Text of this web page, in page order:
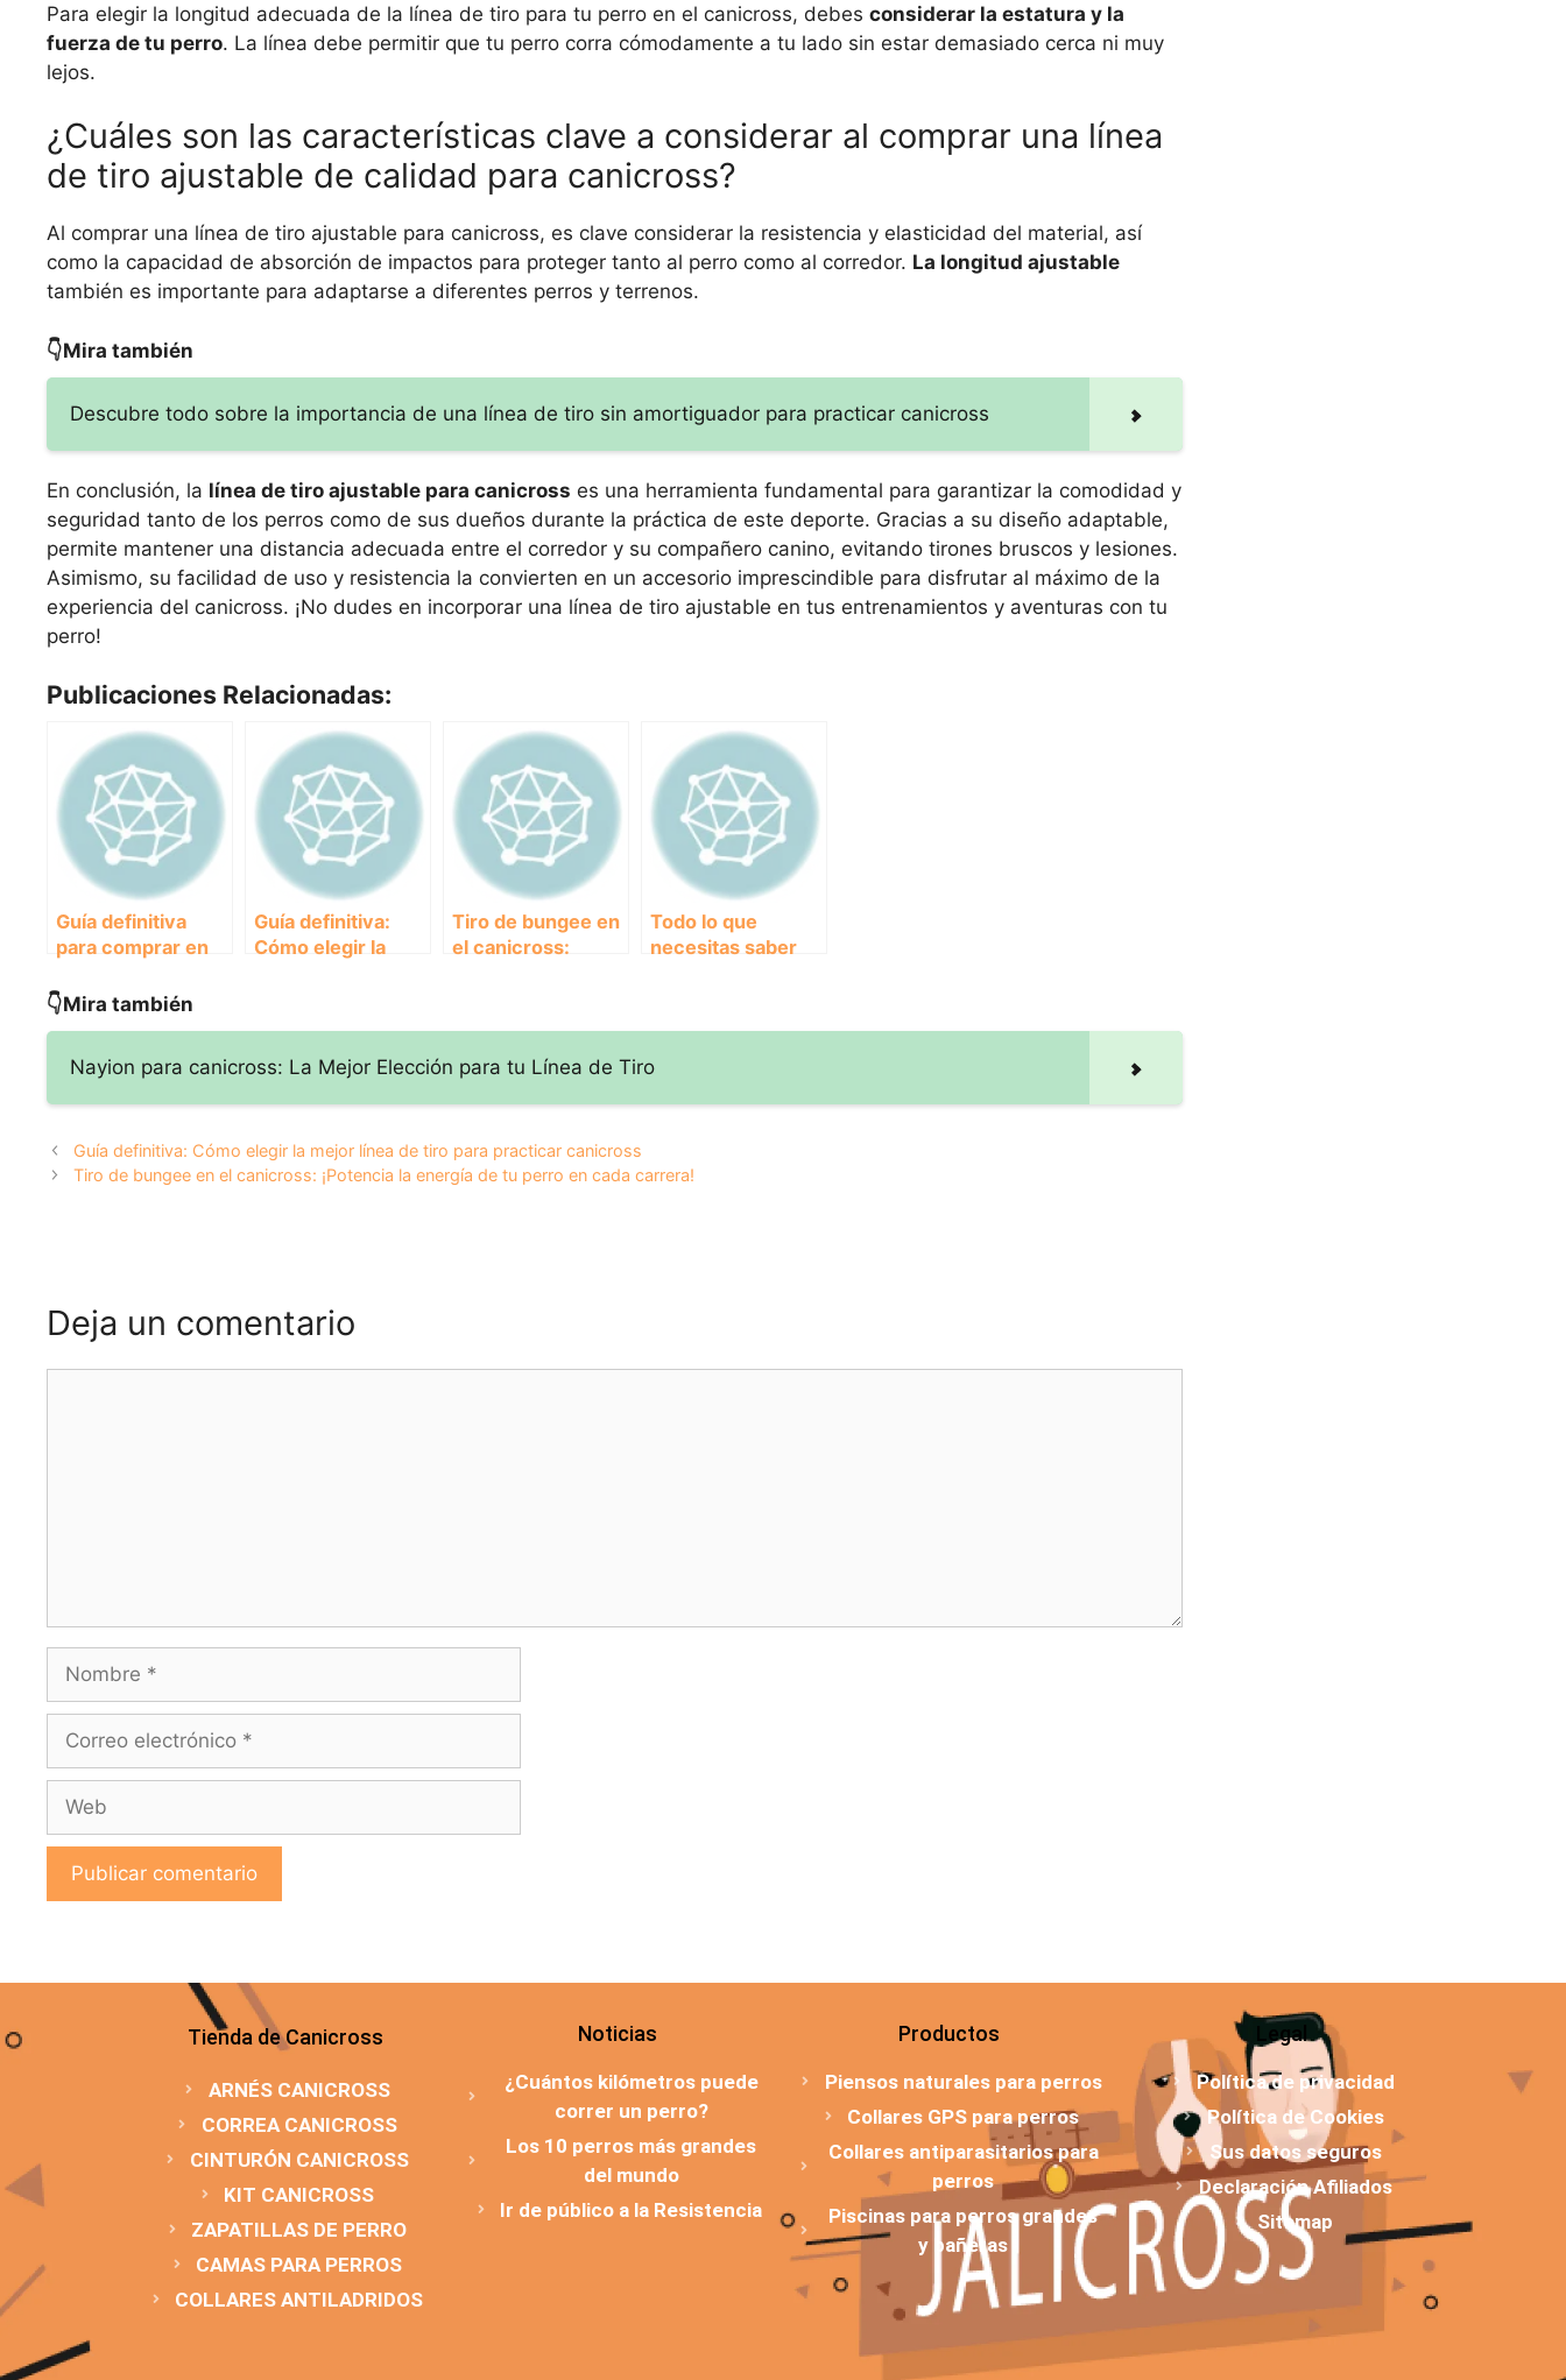
Para elegir la longitud adecuada de la línea de tiro para tu perro en el canicross, debes considerar la estatura y la
fuerza de tu perro. La línea debe permitir que tu perro corra cómodamente a tu lado sin estar demasiado cerca ni muy
lejos.
¿Cuáles son las características clave a considerar al comprar una línea
de tiro ajustable de calidad para canicross?
Al comprar una línea de tiro ajustable para canicross, es clave considerar la resistencia y elasticidad del material, así
como la capacidad de absorción de impactos para proteger tanto al perro como al corredor. La longitud ajustable
también es importante para adaptarse a diferentes perros y terrenos.
👇Mira también
Descubre todo sobre la importancia de una línea de tiro sin amortiguador para practicar canicross
En conclusión, la línea de tiro ajustable para canicross es una herramienta fundamental para garantizar la comodidad y
seguridad tanto de los perros como de sus dueños durante la práctica de este deporte. Gracias a su diseño adaptable,
permite mantener una distancia adecuada entre el corredor y su compañero canino, evitando tirones bruscos y lesiones.
Asimismo, su facilidad de uso y resistencia la convierten en un accesorio imprescindible para disfrutar al máximo de la
experiencia del canicross. ¡No dudes en incorporar una línea de tiro ajustable en tus entrenamientos y aventuras con tu
perro!
Publicaciones Relacionadas:
Guía definitiva
para comprar en
de tiro para
Guía definitiva:
Cómo elegir la
Tiro de bungee en
el canicross:
Todo lo que
necesitas saber
👇Mira también
Nayion para canicross: La Mejor Elección para tu Línea de Tiro
Guía definitiva: Cómo elegir la mejor línea de tiro para practicar canicross
Tiro de bungee en el canicross: ¡Potencia la energía de tu perro en cada carrera!
Deja un comentario
Tienda de Canicross
ARNÉS CANICROSS
CORREA CANICROSS
CINTURÓN CANICROSS
KIT CANICROSS
ZAPATILLAS DE PERRO
CAMAS PARA PERROS
COLLARES ANTILADRIDOS
Noticias
¿Cuántos kilómetros puede
correr un perro?
Los 10 perros más grandes
del mundo
Ir de público a la Resistencia
Productos
Piensos naturales para perros
Collares GPS para perros
Collares antiparasitarios para
perros
Piscinas para perros grandes
y bañeras
Legal
Política de privacidad
Política de Cookies
Sus datos seguros
Declaración Afiliados
Sitemap